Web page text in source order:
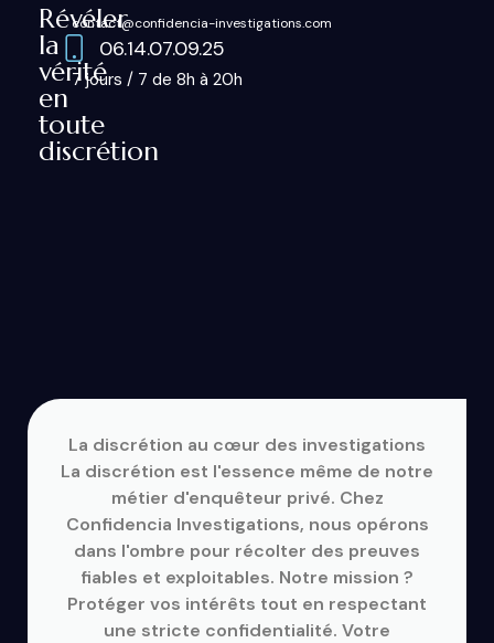
Révéler
la
vérité
en
toute
discrétion
contact@confidencia-investigations.com
06.14.07.09.25
7 jours / 7 de 8h à 20h
La discrétion au cœur des investigations
La discrétion est l'essence même de notre
métier d'enquêteur privé. Chez
Confidencia Investigations, nous opérons
dans l'ombre pour récolter des preuves
fiables et exploitables. Notre mission ?
Protéger vos intérêts tout en respectant
une stricte confidentialité. Votre